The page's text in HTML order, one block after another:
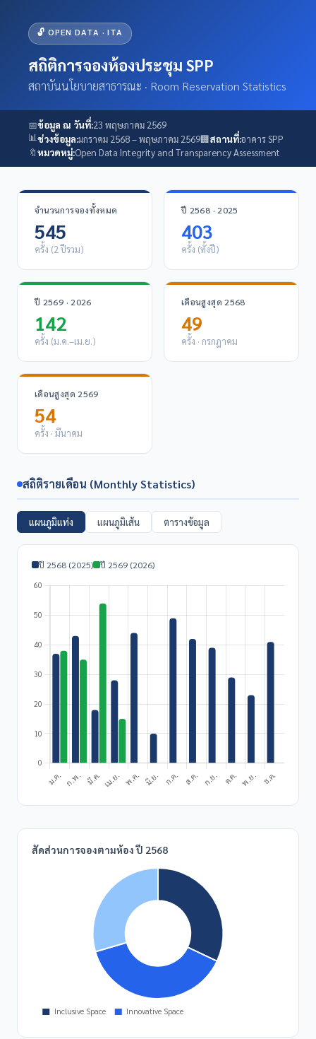
🔓 OPEN DATA · ITA
สถิติการจองห้องประชุม SPP
สถาบันนโยบายสาธารณะ · Room Reservation Statistics
📅ข้อมูล ณ วันที่:23 พฤษภาคม 2569
📊ช่วงข้อมูล:มกราคม 2568 – พฤษภาคม 2569🏢สถานที่:อาคาร SPP
🔖หมวดหมู่:Open Data Integrity and Transparency Assessment
จำนวนการจองทั้งหมด
545
ครั้ง (2 ปีรวม)
ปี 2568 · 2025
403
ครั้ง (ทั้งปี)
ปี 2569 · 2026
142
ครั้ง (ม.ค.–เม.ย.)
เดือนสูงสุด 2568
49
ครั้ง · กรกฎาคม
เดือนสูงสุด 2569
54
ครั้ง · มีนาคม
สถิติรายเดือน (Monthly Statistics)
แผนภูมิแท่ง แผนภูมิเส้น ตารางข้อมูล
ปี 2568 (2025) ปี 2569 (2026)
สัดส่วนการจองตามห้อง ปี 2568